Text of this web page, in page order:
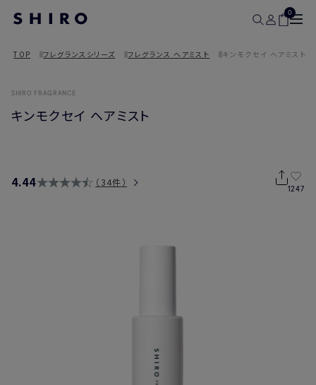
0
TOP フレグランスシリーズ フレグランス ヘアミスト キンモクセイ ヘアミスト
SHIRO FRAGRANCE
キンモクセイ ヘアミスト
4.44 34件
1247